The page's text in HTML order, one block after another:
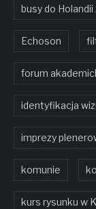
busy do Holandii
Echoson
forum
identyfikacja
imprezy
komunie
kurs rysunku w